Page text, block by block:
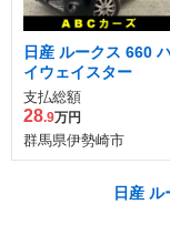
日産 ルークス 660
イウェイスター
支払総額
28.9万円
群馬県伊勢崎市
日産 ル